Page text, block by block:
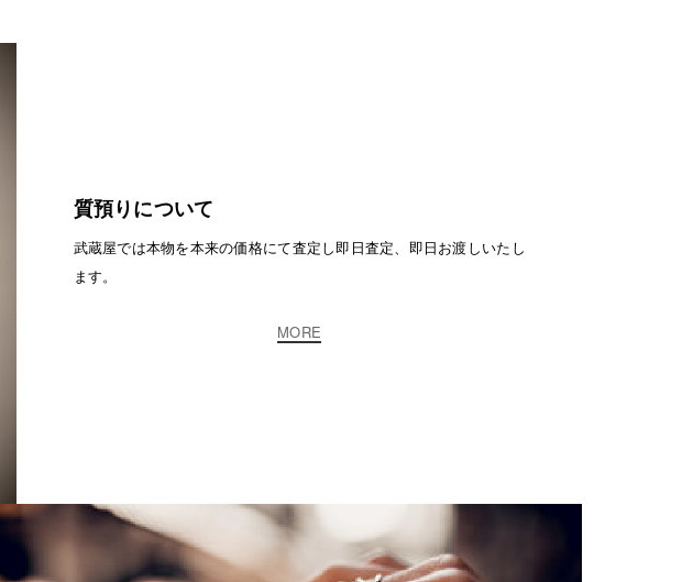
質預りについて
武蔵屋では本物を本来の価格にて査定し即日査定、即日お渡しいたし
ます。
MORE